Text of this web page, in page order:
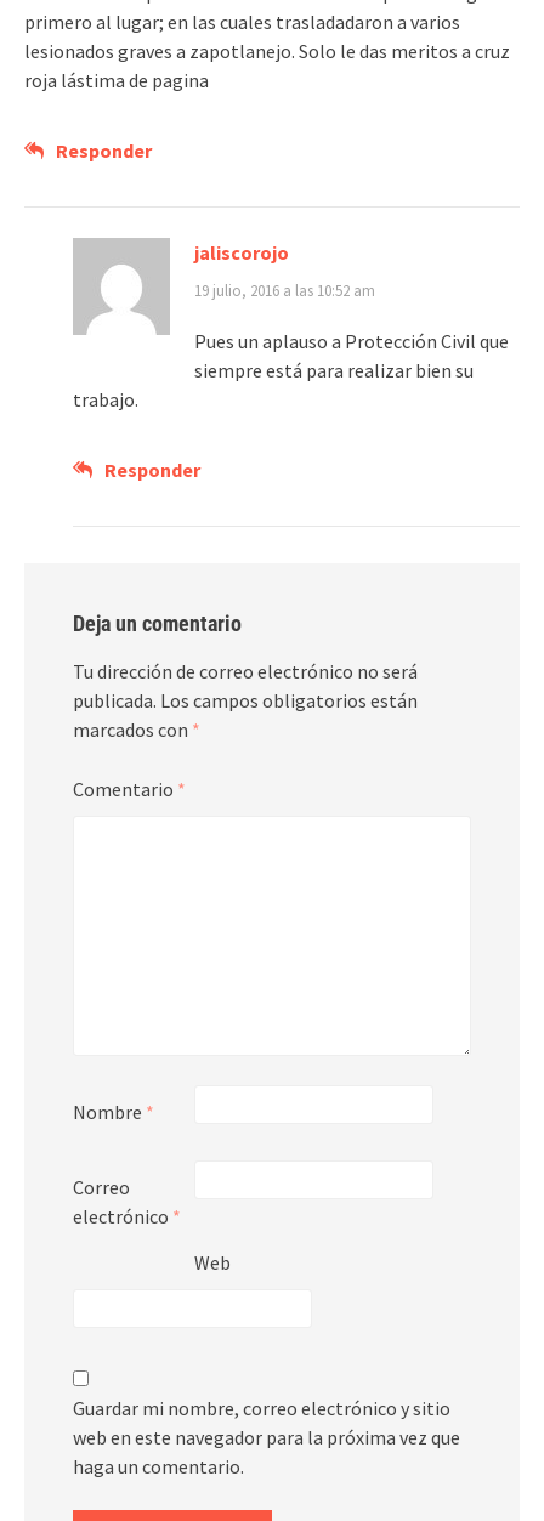
primero al lugar; en las cuales trasladadaron a varios
lesionados graves a zapotlanejo. Solo le das meritos a cruz
roja lástima de pagina
Responder
jaliscorojo
19 julio, 2016 a las 10:52 am
Pues un aplauso a Protección Civil que
siempre está para realizar bien su
trabajo.
Responder
Deja un comentario
Tu dirección de correo electrónico no será
publicada. Los campos obligatorios están
marcados con *
Comentario *
Nombre *
Correo
electrónico *
Web
Guardar mi nombre, correo electrónico y sitio
web en este navegador para la próxima vez que
haga un comentario.